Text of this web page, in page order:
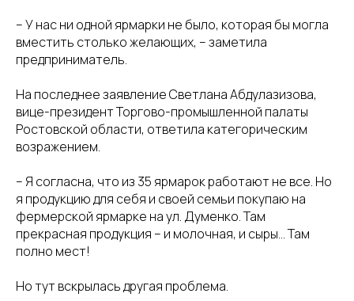
– У нас ни одной ярмарки не было, которая бы могла
вместить столько желающих, – заметила
предприниматель.
На последнее заявление Светлана Абдулазизова,
вице-президент Торгово-промышленной палаты
Ростовской области, ответила категорическим
возражением.
– Я согласна, что из 35 ярмарок работают не все. Но
я продукцию для себя и своей семьи покупаю на
фермерской ярмарке на ул. Думенко. Там
прекрасная продукция – и молочная, и сыры… Там
полно мест!
Но тут вскрылась другая проблема.